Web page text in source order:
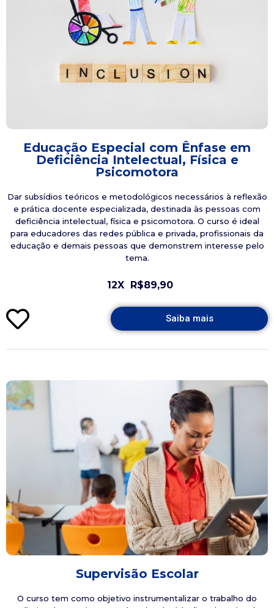
Educação Especial com Ênfase em
Deficiência Intelectual, Física e
Psicomotora
Dar subsídios teóricos e metodológicos necessários à reflexão
e prática docente especializada, destinada às pessoas com
deficiência intelectual, física e psicomotora. O curso é ideal
para educadores das redes pública e privada, profissionais da
educação e demais pessoas que demonstrem interesse pelo
tema.
12X R$89,90
Saiba mais
Supervisão Escolar
O curso tem como objetivo instrumentalizar o trabalho do